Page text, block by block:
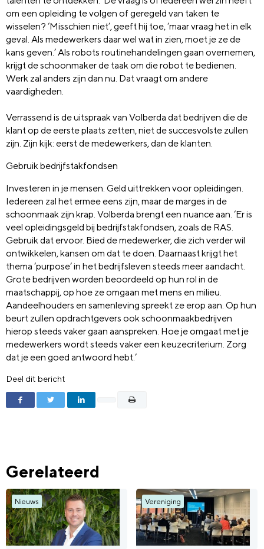
om een opleiding te volgen of geregeld van taken te
wisselen? ‘Misschien niet’, geeft hij toe, ‘maar vraag het in elk
geval. Als medewerkers daar wel wat in zien, moet je ze de
kans geven.’ Als robots routinehandelingen gaan overnemen,
krijgt de schoonmaker de taak om die robot te bedienen.
Werk zal anders zijn dan nu. Dat vraagt om andere
vaardigheden.
Verrassend is de uitspraak van Volberda dat bedrijven die de
klant op de eerste plaats zetten, niet de succesvolste zullen
zijn. Zijn kijk: eerst de medewerkers, dan de klanten.
Gebruik bedrijfstakfondsen
Investeren in je mensen. Geld uittrekken voor opleidingen.
Iedereen zal het ermee eens zijn, maar de marges in de
schoonmaak zijn krap. Volberda brengt een nuance aan. ‘Er is
veel opleidingsgeld bij bedrijfstakfondsen, zoals de RAS.
Gebruik dat ervoor. Bied de medewerker, die zich verder wil
ontwikkelen, kansen om dat te doen. Daarnaast krijgt het
thema ‘purpose’ in het bedrijfsleven steeds meer aandacht.
Grote bedrijven worden beoordeeld op hun rol in de
maatschappij, op hoe ze omgaan met mens en milieu.
Aandeelhouders en samenleving spreekt ze erop aan. Op hun
beurt zullen opdrachtgevers ook schoonmaakbedrijven
hierop steeds vaker gaan aanspreken. Hoe je omgaat met je
medewerkers wordt steeds vaker een keuzecriterium. Zorg
dat je een goed antwoord hebt.’
Deel dit bericht
Gerelateerd
Nieuws Vereniging